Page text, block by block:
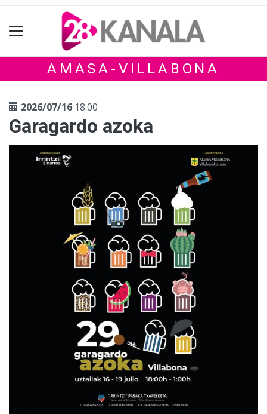
AMASA-VILLABONA
2026/07/16 18:00
Garagardo azoka